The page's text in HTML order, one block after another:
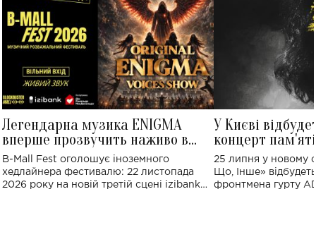
Легендарна музика ENIGMA
вперше прозвучить наживо в
Україні: де відбудеться концерт
B-Mall Fest оголошує іноземного
хедлайнера фестивалю: 22 листопада
2026 року на новій третій сцені izibank
У Києві
концерт
Клименка:
виконають
25 липня у новому
Що, Інше»
фронтмена гурту